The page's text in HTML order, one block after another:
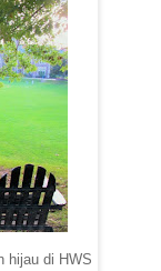
hijau di HWS